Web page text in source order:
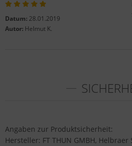
Datum: 28.01.2019
Autor: Helmut K.
Angaben zur Produktsicherheit:
Hersteller: FT THUN GMBH, Helbraer